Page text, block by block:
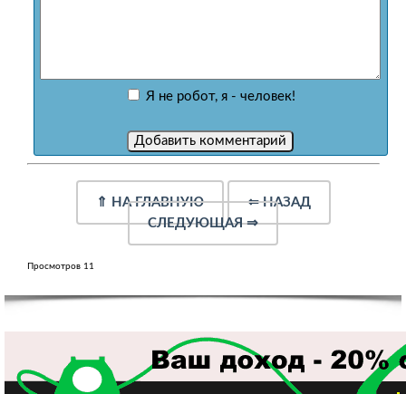
Я не робот, я - человек!
⇑ НА ГЛАВНУЮ ⇐НАЗАД
СЛЕДУЮЩАЯ⇒
Просмотров 11